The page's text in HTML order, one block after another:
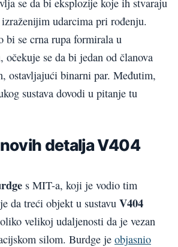
udarcima pri rođenju.
bi se crna rupa formirala u
očekuje se da bi jedan od članova
ostavljajući binarni par. Međutim,
sustava dovodi u pitanje tu
detalja V404
s MIT-a, koji je vodio tim
da treći objekt u sustavu V404
velikoj udaljenosti da je vezan
silom. Burdge je objasnio